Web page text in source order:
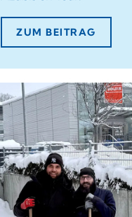
ZUM BEITRAG